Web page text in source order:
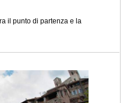
il punto di partenza e la